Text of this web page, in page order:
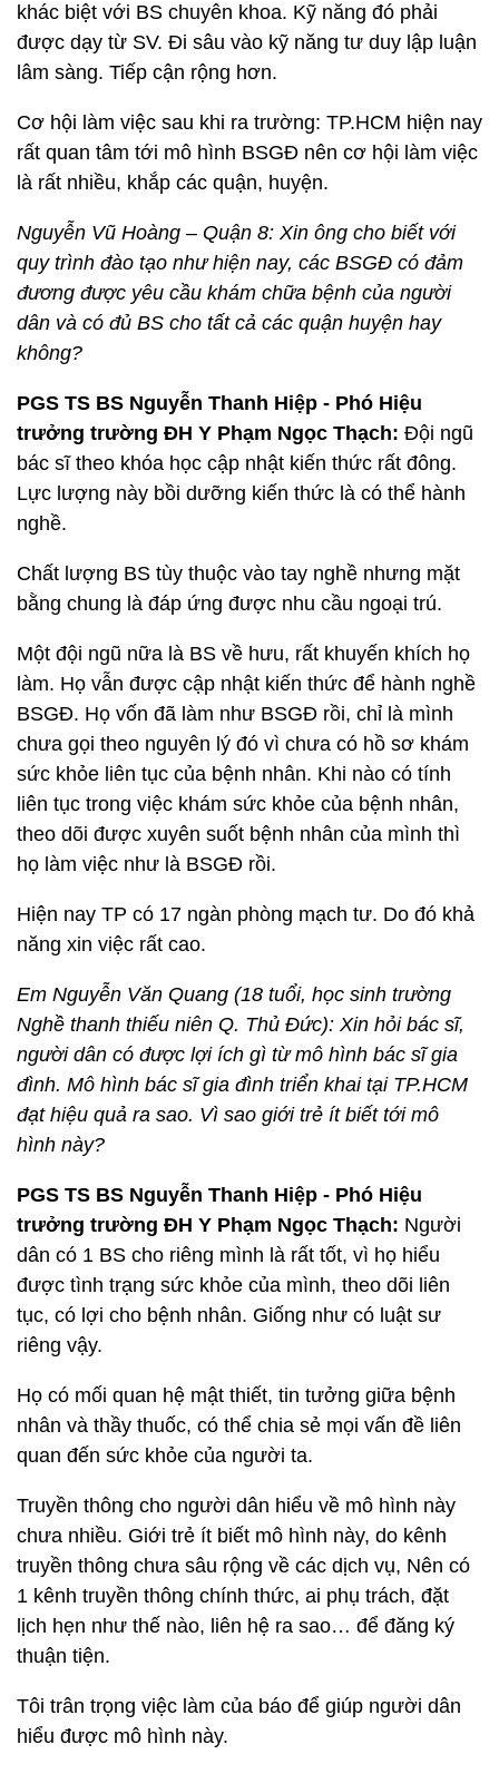
khác biệt với BS chuyên khoa. Kỹ năng đó phải
được dạy từ SV. Đi sâu vào kỹ năng tư duy lập luận
lâm sàng. Tiếp cận rộng hơn.
Cơ hội làm việc sau khi ra trường: TP.HCM hiện nay
rất quan tâm tới mô hình BSGĐ nên cơ hội làm việc
là rất nhiều, khắp các quận, huyện.
Nguyễn Vũ Hoàng – Quận 8: Xin ông cho biết với
quy trình đào tạo như hiện nay, các BSGĐ có đảm
đương được yêu cầu khám chữa bệnh của người
dân và có đủ BS cho tất cả các quận huyện hay
không?
PGS TS BS Nguyễn Thanh Hiệp - Phó Hiệu
trưởng trường ĐH Y Phạm Ngọc Thạch: Đội ngũ
bác sĩ theo khóa học cập nhật kiến thức rất đông.
Lực lượng này bồi dưỡng kiến thức là có thể hành
nghề.
Chất lượng BS tùy thuộc vào tay nghề nhưng mặt
bằng chung là đáp ứng được nhu cầu ngoại trú.
Một đội ngũ nữa là BS về hưu, rất khuyến khích họ
làm. Họ vẫn được cập nhật kiến thức để hành nghề
BSGĐ. Họ vốn đã làm như BSGĐ rồi, chỉ là mình
chưa gọi theo nguyên lý đó vì chưa có hồ sơ khám
sức khỏe liên tục của bệnh nhân. Khi nào có tính
liên tục trong việc khám sức khỏe của bệnh nhân,
theo dõi được xuyên suốt bệnh nhân của mình thì
họ làm việc như là BSGĐ rồi.
Hiện nay TP có 17 ngàn phòng mạch tư. Do đó khả
năng xin việc rất cao.
Em Nguyễn Văn Quang (18 tuổi, học sinh trường
Nghề thanh thiếu niên Q. Thủ Đức): Xin hỏi bác sĩ,
người dân có được lợi ích gì từ mô hình bác sĩ gia
đình. Mô hình bác sĩ gia đình triển khai tại TP.HCM
đạt hiệu quả ra sao. Vì sao giới trẻ ít biết tới mô
hình này?
PGS TS BS Nguyễn Thanh Hiệp - Phó Hiệu
trưởng trường ĐH Y Phạm Ngọc Thạch: Người
dân có 1 BS cho riêng mình là rất tốt, vì họ hiểu
được tình trạng sức khỏe của mình, theo dõi liên
tục, có lợi cho bệnh nhân. Giống như có luật sư
riêng vậy.
Họ có mối quan hệ mật thiết, tin tưởng giữa bệnh
nhân và thầy thuốc, có thể chia sẻ mọi vấn đề liên
quan đến sức khỏe của người ta.
Truyền thông cho người dân hiểu về mô hình này
chưa nhiều. Giới trẻ ít biết mô hình này, do kênh
truyền thông chưa sâu rộng về các dịch vụ, Nên có
1 kênh truyền thông chính thức, ai phụ trách, đặt
lịch hẹn như thế nào, liên hệ ra sao… để đăng ký
thuận tiện.
Tôi trân trọng việc làm của báo để giúp người dân
hiểu được mô hình này.